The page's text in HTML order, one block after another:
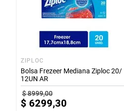
ZIPLOC
Bolsa Frezeer Mediana Ziploc 20/
12UN AR
$8999,00
$ 6299,30